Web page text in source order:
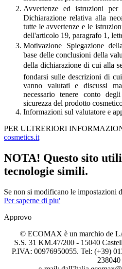
Avvertenze ed istruzioni per
Dichiarazione relativa alla
tutte le avvertenze e le
dell'articolo 19, paragrafo 1,
Motivazione Spiegazione
base delle conclusioni della
della dichiarazione di cui alla
fondarsi sulle descrizioni di
vanno valutati e discussi
necessario tenere conto
sicurezza del prodotto
Informazioni sul valutatore e
PER ULTRERIORI
cosmetics.it
NOTA! Questo sito
tecnologie simili.
Se non si modificano le impostazioni
Per saperne di piu'
Approvo
© ECOMAX è un marchio de
S.S. 31 KM.47/200 - 15040
P.IVA: 00976950055. Tel: (+39)
238040